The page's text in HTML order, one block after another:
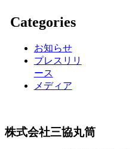
Categories
お知らせ
プレスリリ
ース
メディア
株式会社三協丸筒